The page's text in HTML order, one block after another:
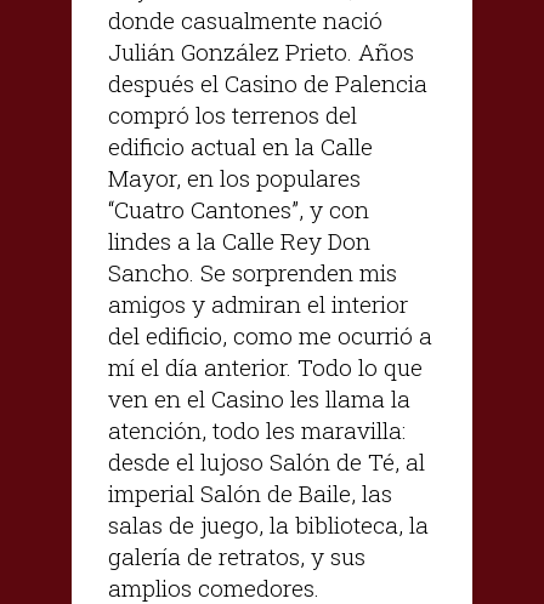
donde casualmente nació
Julián González Prieto. Años
después el Casino de Palencia
compró los terrenos del
edificio actual en la Calle
Mayor, en los populares
“Cuatro Cantones”, y con
lindes a la Calle Rey Don
Sancho. Se sorprenden mis
amigos y admiran el interior
del edificio, como me ocurrió a
mí el día anterior. Todo lo que
ven en el Casino les llama la
atención, todo les maravilla:
desde el lujoso Salón de Té, al
imperial Salón de Baile, las
salas de juego, la biblioteca, la
galería de retratos, y sus
amplios comedores.